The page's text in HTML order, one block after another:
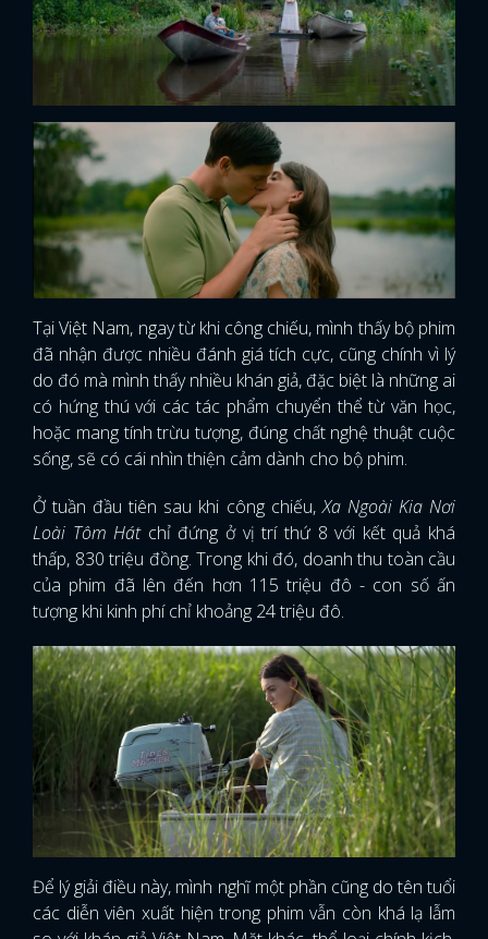
Tại Việt Nam, ngay từ khi công chiếu, mình thấy bộ phim
đã nhận được nhiều đánh giá tích cực, cũng chính vì lý
do đó mà mình thấy nhiều khán giả, đặc biệt là những ai
có hứng thú với các tác phẩm chuyển thể từ văn học,
hoặc mang tính trừu tượng, đúng chất nghệ thuật cuộc
sống, sẽ có cái nhìn thiện cảm dành cho bộ phim.
Ở tuần đầu tiên sau khi công chiếu,Xa Ngoài Kia Nơi
Loài Tôm Hátchỉ đứng ở vị trí thứ 8 với kết quả khá
thấp, 830 triệu đồng. Trong khi đó, doanh thu toàn cầu
của phim đã lên đến hơn 115 triệu đô - con số ấn
tượng khi kinh phí chỉ khoảng 24 triệu đô.
Để lý giải điều này, mình nghĩ một phần cũng do tên tuổi
các diễn viên xuất hiện trong phim vẫn còn khá lạ lẫm